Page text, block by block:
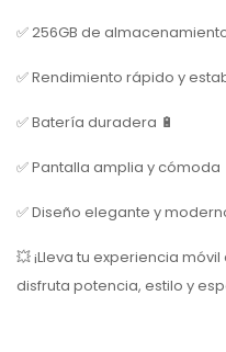
✅ 256GB de
✅ Rendimiento rápido y
✅ Batería duradera 🔋
✅ Pantalla amplia y cómoda
✅ Diseño elegante y
💥 ¡Lleva tu experiencia
disfruta potencia, estilo y